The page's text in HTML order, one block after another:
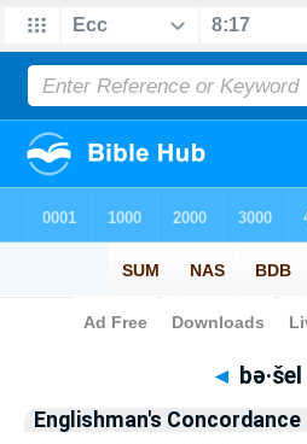
Bible> Strong's > Hebrew
◄ bə·šel
Englishman's Concordance